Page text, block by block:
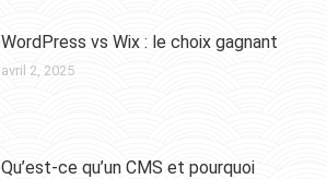
WordPress vs Wix : le choix gagnant
avril 2, 2025
Qu’est-ce qu’un CMS et pourquoi